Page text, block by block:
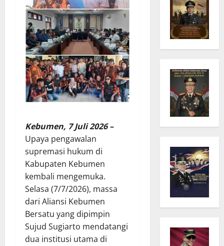
Kebumen, 7 Juli 2026 –
Upaya pengawalan
supremasi hukum di
Kabupaten Kebumen
kembali mengemuka.
Selasa (7/7/2026), massa
dari Aliansi Kebumen
Bersatu yang dipimpin
Sujud Sugiarto mendatangi
dua institusi utama di